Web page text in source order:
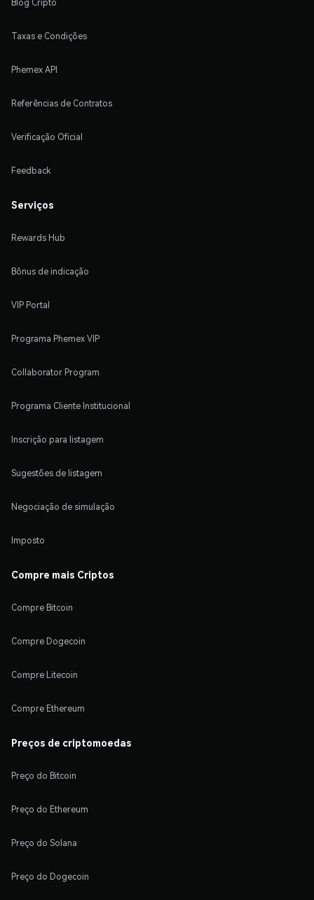
Blog Cripto
Taxas e Condições
Phemex API
Referências de Contratos
Verificação Oficial
Feedback
Serviços
Rewards Hub
Bônus de indicação
VIP Portal
Programa Phemex VIP
Collaborator Program
Programa Cliente Institucional
Inscrição para listagem
Sugestões de listagem
Negociação de simulação
Imposto
Compre mais Criptos
Compre Bitcoin
Compre Dogecoin
Compre Litecoin
Compre Ethereum
Preços de criptomoedas
Preço do Bitcoin
Preço do Ethereum
Preço do Solana
Preço do Dogecoin